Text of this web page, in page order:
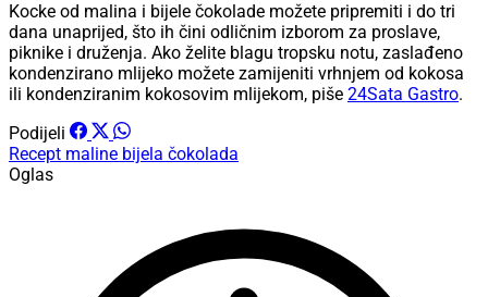
Kocke od malina i bijele čokolade možete pripremiti i do tri
dana unaprijed, što ih čini odličnim izborom za proslave,
piknike i druženja. Ako želite blagu tropsku notu, zaslađeno
kondenzirano mlijeko možete zamijeniti vrhnjem od kokosa
ili kondenziranim kokosovim mlijekom, piše 24Sata Gastro.
Podijeli
Recept maline bijela čokolada
Oglas